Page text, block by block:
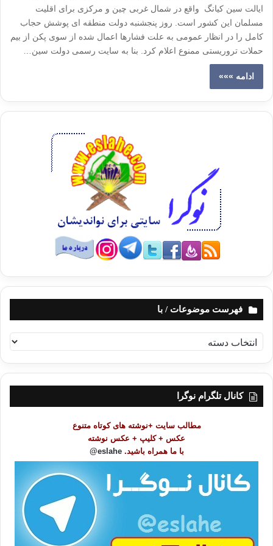
ایالت سین کیانگ واقع در شمال غربی چین و مرکزی برای اقلیت
مسلمان این کشور است. روز پنجشنبه دولت منطقه ای پوشش حجاب
کامل را در انظار عمومی به علت فشارها اعمال شده از سوی پکن از بیم
حملات تروریستی ممنوع اعلام کرد. بنا به سایت رسمی دولت سین…
ادامه »»»
فهرست موضوعات / با
ه
ر
کانال تلگرام نوگرا
مطالب سایت +نوشته های کوتاه متنوع
عکس + کلیپ + عکس نوشته
با ما همراه باشید. eslahe@